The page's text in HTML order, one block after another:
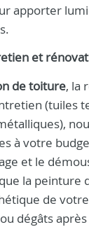
apporter
et
de toiture, la
(tuiles
à votre
et le
la peinture
de
dégâts